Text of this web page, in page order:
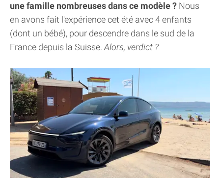
une famille nombreuses dans ce modèle ? Nous
en avons fait l'expérience cet été avec 4 enfants
(dont un bébé), pour descendre dans le sud de la
France depuis la Suisse. Alors, verdict ?